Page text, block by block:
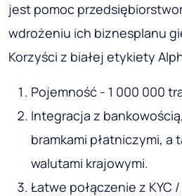
jest pomoc
wdrożeniu ich biznesplanu
Korzyści z białej etykiety
Pojemność - 1 000 000
Integracja z
bramkami płatniczymi, a
walutami krajowymi.
Łatwe połączenie z KYC